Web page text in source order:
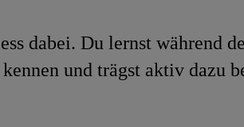
dabei. Du lernst während
und trägst aktiv dazu